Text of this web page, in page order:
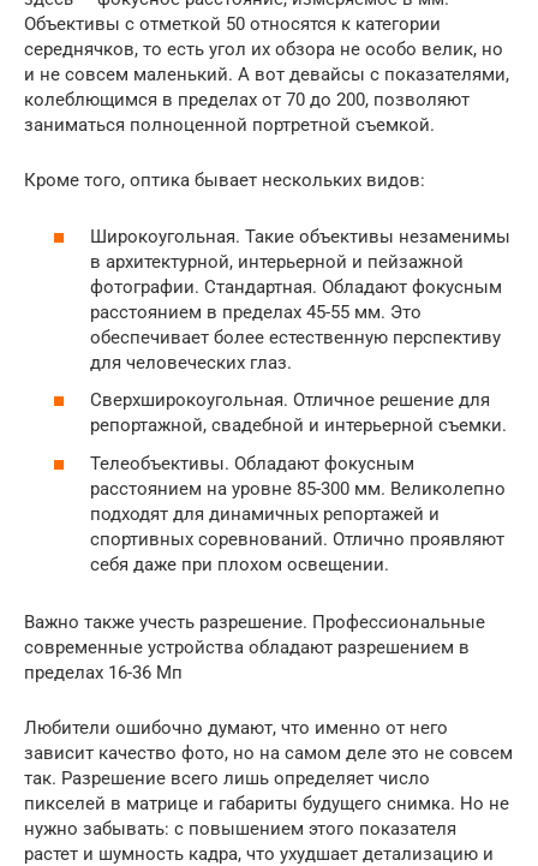
Объективы с отметкой 50 относятся к категории
середнячков, то есть угол их обзора не особо велик, но
и не совсем маленький. А вот девайсы с показателями,
колеблющимся в пределах от 70 до 200, позволяют
заниматься полноценной портретной съемкой.
Кроме того, оптика бывает нескольких видов:
Широкоугольная. Такие объективы незаменимы
в архитектурной, интерьерной и пейзажной
фотографии. Стандартная. Обладают фокусным
расстоянием в пределах 45-55 мм. Это
обеспечивает более естественную перспективу
для человеческих глаз.
Сверхширокоугольная. Отличное решение для
репортажной, свадебной и интерьерной съемки.
Телеобъективы. Обладают фокусным
расстоянием на уровне 85-300 мм. Великолепно
подходят для динамичных репортажей и
спортивных соревнований. Отлично проявляют
себя даже при плохом освещении.
Важно также учесть разрешение. Профессиональные
современные устройства обладают разрешением в
пределах 16-36 Мп
Любители ошибочно думают, что именно от него
зависит качество фото, но на самом деле это не совсем
так. Разрешение всего лишь определяет число
пикселей в матрице и габариты будущего снимка. Но не
нужно забывать: с повышением этого показателя
растет и шумность кадра, что ухудшает детализацию и